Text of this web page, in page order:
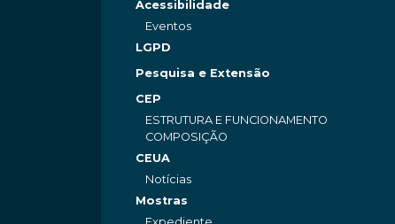
Acessibilidade
Eventos
LGPD
Pesquisa e Extensão
CEP
ESTRUTURA E FUNCIONAMENTO
COMPOSIÇÃO
CEUA
Notícias
Mostras